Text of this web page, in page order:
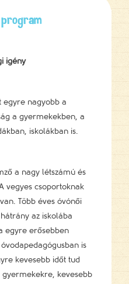
igény
egyre nagyobb a
a gyermekekben, a
iskolákban is.
a nagy létszámú és
vegyes csoportoknak
Több éves óvónői
az iskolába
egyre erősebben
is
kevesebb időt tud
gyermekekre, kevesebb